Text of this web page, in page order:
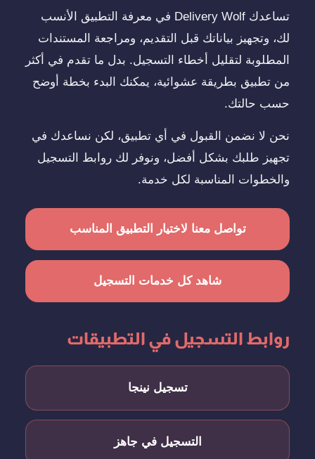
تساعدك Delivery Wolf في معرفة التطبيق الأنسب
لك، وتجهيز بياناتك قبل التقديم، ومراجعة المستندات
المطلوبة لتقليل أخطاء التسجيل. بدل ما تقدم في أكثر
من تطبيق بطريقة عشوائية، يمكنك البدء بخطة أوضح
حسب حالتك.
نحن لا نضمن القبول في أي تطبيق، لكن نساعدك في
تجهيز طلبك بشكل أفضل، ونوفر لك روابط التسجيل
والخطوات المناسبة لكل خدمة.
تواصل معنا لاختيار التطبيق المناسب
شاهد كل خدمات التسجيل
روابط التسجيل في التطبيقات
تسجيل نينجا
التسجيل في جاهز